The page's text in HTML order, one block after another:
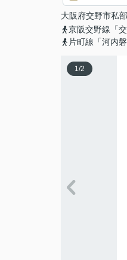
大阪府交野市私部
京阪交野線「
片町線「河内
1/2